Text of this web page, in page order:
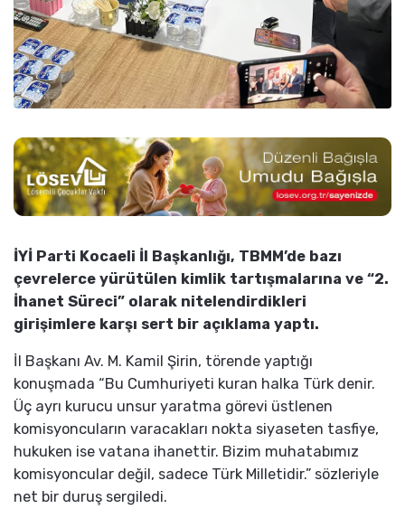
İYİ Parti Kocaeli İl Başkanlığı, TBMM’de bazı
çevrelerce yürütülen kimlik tartışmalarına ve “2.
İhanet Süreci” olarak nitelendirdikleri
girişimlere karşı sert bir açıklama yaptı.
İl Başkanı Av. M. Kamil Şirin, törende yaptığı
konuşmada “Bu Cumhuriyeti kuran halka Türk denir.
Üç ayrı kurucu unsur yaratma görevi üstlenen
komisyoncuların varacakları nokta siyaseten tasfiye,
hukuken ise vatana ihanettir. Bizim muhatabımız
komisyoncular değil, sadece Türk Milletidir.” sözleriyle
net bir duruş sergiledi.